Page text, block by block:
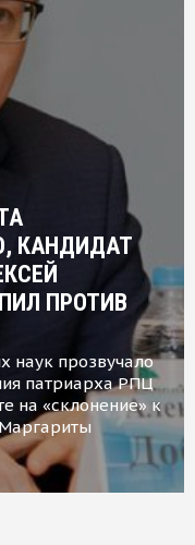
КАНДИДАТ
ПРОТИВ
наук прозвучало
патриарха РПЦ
на «склонение» к